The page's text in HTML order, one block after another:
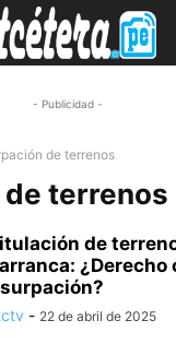
- Publicidad -
de terrenos
terrenos
de
¿Derecho
- 22 de abril de 2025